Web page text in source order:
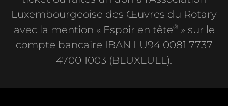
Luxembourgeoise des Œuvres du Rotary
avec la mention « Espoir en tête® » sur le
compte bancaire IBAN LU94 0081 7737
4700 1003 (BLUXLULL).